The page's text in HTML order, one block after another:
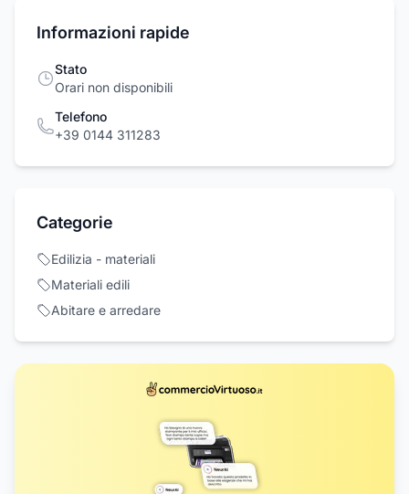
Informazioni rapide
Stato
Orari non disponibili
Telefono
+39 0144 311283
Categorie
Edilizia - materiali
Materiali edili
Abitare e arredare